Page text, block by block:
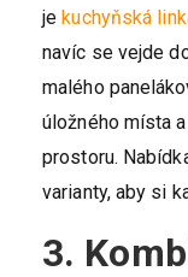
jekuchyňská
navíc se vejde
malého
úložného místa
prostoru.
varianty, aby si
3.